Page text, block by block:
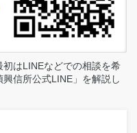
はLINEなどでの相談を希
信所公式LINE」を解説し